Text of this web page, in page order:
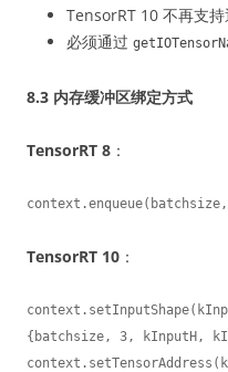
TensorRT 10 不再支
必须通过
8.3 内存缓冲区绑定方式
TensorRT 8 ：
TensorRT 10 ：
{batchsize, 3, kInputH,